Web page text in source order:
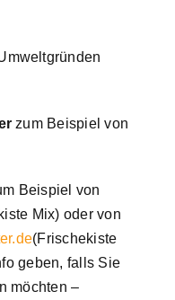
zum Beispiel von
Beispiel von
Mix) oder von
(Frischekiste
geben, falls Sie
möchten –